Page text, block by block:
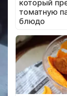
который
томатную
блюдо